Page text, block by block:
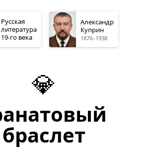
Русская
литература
19-говека
Александр
Куприн
1870–1938
💎
браслет